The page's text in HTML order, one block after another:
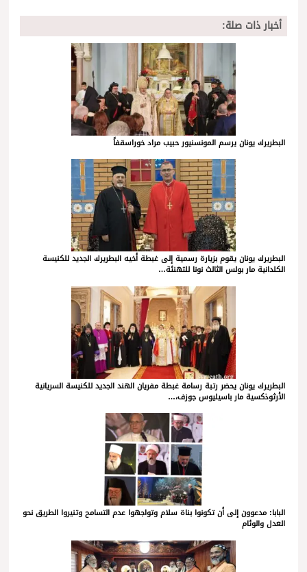
أخبار ذات صلة:
البطريرك يونان يرسم المونسنيور حبيب مراد خوراسقفاً
البطريرك يونان يقوم بزيارة رسمية إلى غبطة أخيه البطريرك الجديد للكنيسة
الكلدانية مار بولس الثالث نونا للتهنئة…
البطريرك يونان يحضر رتبة رسامة غبطة مفريان الهند الجديد للكنيسة السريانية
الأرثوذكسية مار باسيليوس جوزف،…
البابا: مدعوون إلى أن تكونوا بناة سلام وتواجهوا عدم التسامح وتنيروا الطريق نحو
العدل والوئام